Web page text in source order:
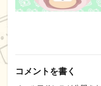
コメントを書く